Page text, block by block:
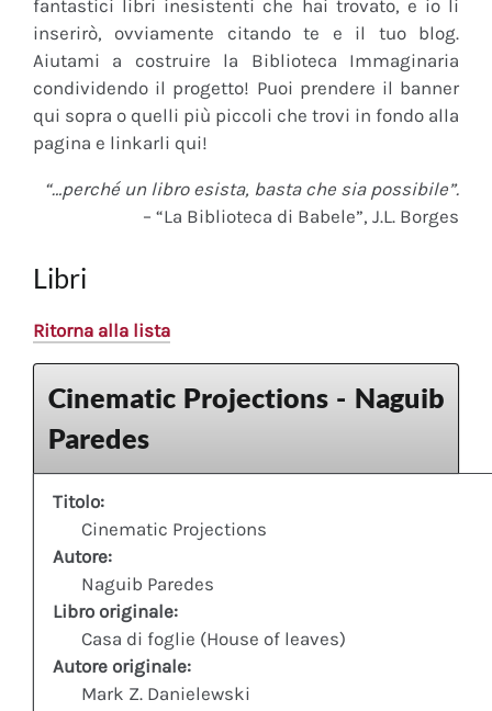
fantastici libri inesistenti che hai trovato, e io li
inserirò, ovviamente citando te e il tuo blog.
Aiutami a costruire la Biblioteca Immaginaria
condividendo il progetto! Puoi prendere il banner
qui sopra o quelli più piccoli che trovi in fondo alla
pagina e linkarli qui!
“…perché un libro esista, basta che sia possibile”.
– “La Biblioteca di Babele”, J.L. Borges
Libri
Ritorna alla lista
Cinematic Projections - Naguib
Paredes
Titolo:
Cinematic Projections
Autore:
Naguib Paredes
Libro originale:
Casa di foglie (House of leaves)
Autore originale:
Mark Z. Danielewski